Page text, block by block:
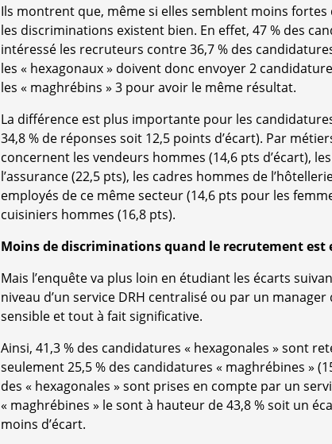
Ils montrent que, même si elles semblent moins
les discriminations existent bien. En effet, 47 % des
intéressé les recruteurs contre 36,7 % des
les « hexagonaux » doivent donc envoyer 2
les « maghrébins » 3 pour avoir le même résultat.
La différence est plus importante pour les
34,8 % de réponses soit 12,5 points d’écart). Par
concernent les vendeurs hommes (14,6 pts d’écart),
l’assurance (22,5 pts), les cadres hommes de
employés de ce même secteur (14,6 pts pour les
cuisiniers hommes (16,8 pts).
Moins de discriminations quand le recrutement est
Mais l’enquête va plus loin en étudiant les écarts
niveau d’un service DRH centralisé ou par un
sensible et tout à fait significative.
Ainsi, 41,3 % des candidatures « hexagonales » sont
seulement 25,5 % des candidatures « maghrébines »
des « hexagonales » sont prises en compte par un
« maghrébines » le sont à hauteur de 43,8 % soit un
moins d’écart.